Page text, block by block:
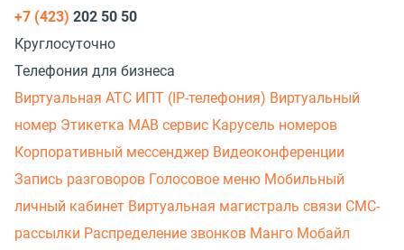
+7 (423) 202 50 50
Круглосуточно
Телефония для бизнеса
Виртуальная АТС ИПТ (IP-телефония) Виртуальный
номер Этикетка МАВ сервис Карусель номеров
Корпоративный мессенджер Видеоконференции
Запись разговоров Голосовое меню Мобильный
личный кабинет Виртуальная магистраль связи СМС-
рассылки Распределение звонков Манго Мобайл